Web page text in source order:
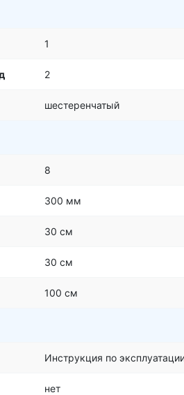
1
2
шестеренчатый
8
300 мм
30 см
30 см
100 см
Инструкция по
нет